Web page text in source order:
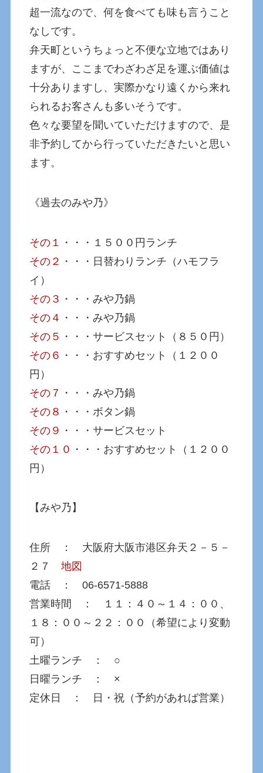
超一流なので、何を食べても味も言うこと
なしです。
弁天町というちょっと不便な立地ではあり
ますが、ここまでわざわざ足を運ぶ価値は
十分ありますし、実際かなり遠くから来れ
られるお客さんも多いそうです。
色々な要望を聞いていただけますので、是
非予約してから行っていただきたいと思い
ます。
《過去のみや乃》
その１ ・・・１５００円ランチ
その２ ・・・日替わりランチ（ハモフラ
イ）
その３ ・・・みや乃鍋
その４ ・・・みや乃鍋
その５ ・・・サービスセット（８５０円）
その６ ・・・おすすめセット（１２００
円）
その７ ・・・みや乃鍋
その８ ・・・ボタン鍋
その９ ・・・サービスセット
その１０ ・・・おすすめセット（１２００
円）
【みや乃】
住所 ： 大阪府大阪市港区弁天２－５－
２７地図
電話 ： 06-6571-5888
営業時間 ： １１：４０～１４：００、
１８：００～２２：００（希望により変動
可）
土曜ランチ ： ○
日曜ランチ ： ×
定休日 ： 日・祝（予約があれば営業）